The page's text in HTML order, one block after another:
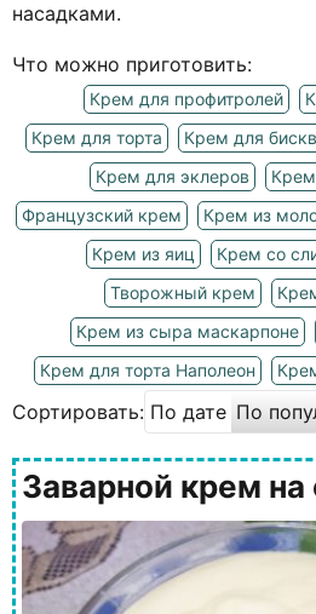
насадками.
Что можно приготовить:
Крем для профитролей
Крем для торта
Крем для
Крем для эклеров
Французский крем
Крем из
Крем из яиц
Крем со
Творожный крем
Крем из сыра маскарпоне
Крем для торта Наполеон
Сортировать: По дате По
Заварной крем на